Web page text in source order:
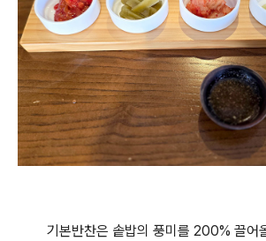
기본반찬은 솥밥의 풍미를 200% 끌어